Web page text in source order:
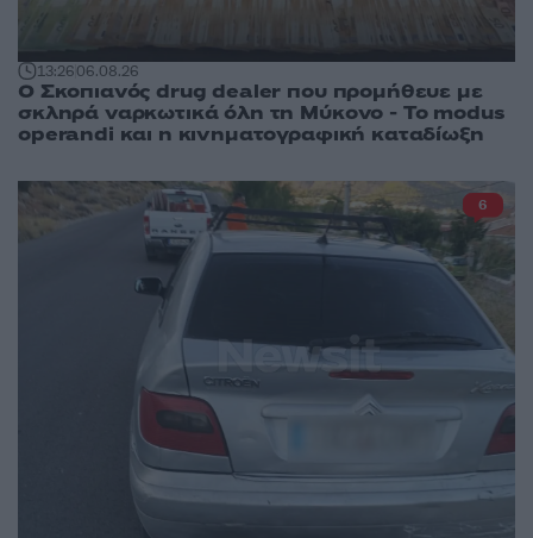
13:2606.08.26
Ο Σκοπιανός drug dealer που προμήθευε με
σκληρά ναρκωτικά όλη τη Μύκονο - Το modus
operandi και η κινηματογραφική καταδίωξη
6